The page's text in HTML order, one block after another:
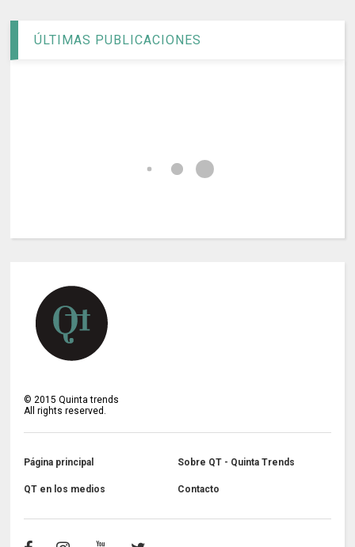
ÚLTIMAS PUBLICACIONES
© 2015 Quinta trends
All rights reserved.
Página principal Sobre QT - Quinta Trends
QT en los medios Contacto